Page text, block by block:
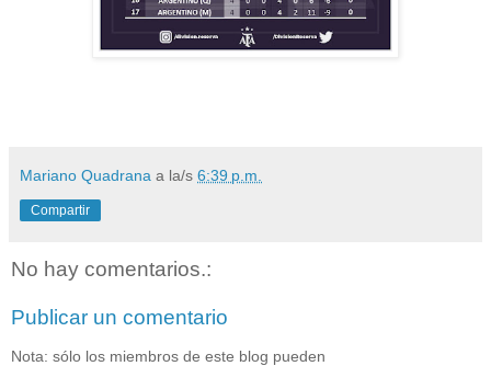
Mariano Quadrana a la/s 6:39 p.m.
Compartir
No hay comentarios.:
Publicar un comentario
Nota: sólo los miembros de este blog pueden